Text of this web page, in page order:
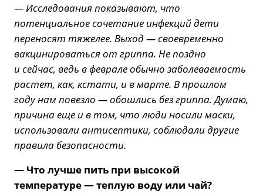
— Исследования показывают, что
потенциальное сочетание инфекций дети
переносят тяжелее. Выход — своевременно
вакцинироваться от гриппа. Не поздно
и сейчас, ведь в феврале обычно заболеваемость
растет, как, кстати, и в марте. В прошлом
году нам повезло — обошлись без гриппа. Думаю,
причина еще и в том, что люди носили маски,
использовали антисептики, соблюдали другие
правила безопасности.
— Что лучше пить при высокой
температуре — теплую воду или чай?